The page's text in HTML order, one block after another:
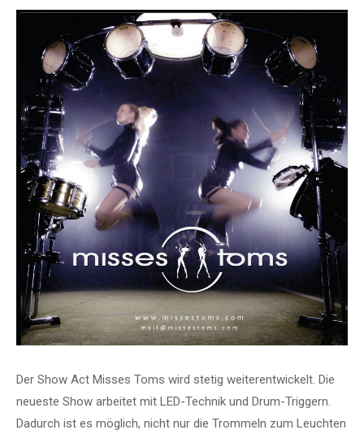
Der Show Act Misses Toms wird stetig weiterentwickelt. Die
neueste Show arbeitet mit LED-Technik und Drum-Triggern.
Dadurch ist es möglich, nicht nur die Trommeln zum Leuchten